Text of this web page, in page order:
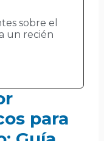
sobre el
un recién
para